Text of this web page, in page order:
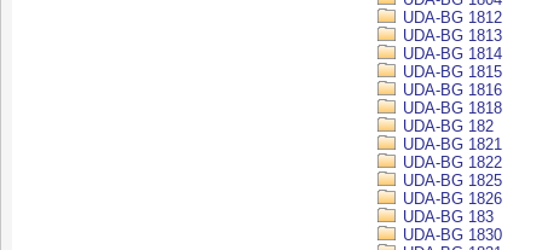
UDA-BG 1812
UDA-BG 1813
UDA-BG 1814
UDA-BG 1815
UDA-BG 1816
UDA-BG 1818
UDA-BG 182
UDA-BG 1821
UDA-BG 1822
UDA-BG 1825
UDA-BG 1826
UDA-BG 183
UDA-BG 1830